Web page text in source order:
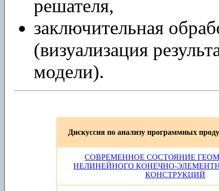
решателя,
заключительная
(визуализация
модели).
Дискуссия по анализу программных
СОВРЕМЕННОЕ СОСТОЯНИЕ
НЕЛИНЕЙНОГО КОНЕЧНО-
КОНСТРУКЦИЙ